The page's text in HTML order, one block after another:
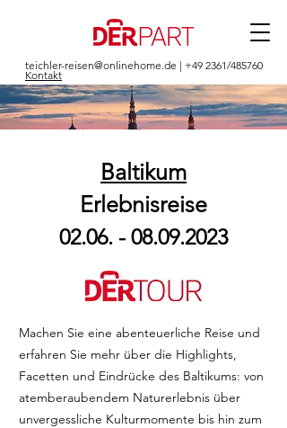
teichler-reisen@onlinehome.de | +49 2361/485760
Kontakt
Baltikum
Erlebnisreise
02.06. - 08.09.2023
Machen Sie eine abenteuerliche Reise und
erfahren Sie mehr über die Highlights,
Facetten und Eindrücke des Baltikums: von
atemberaubendem Naturerlebnis über
unvergessliche Kulturmomente bis hin zum